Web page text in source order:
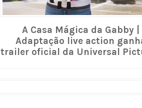
A Casa Mágica da Gabby |
Adaptação live action
trailer oficial da Universal